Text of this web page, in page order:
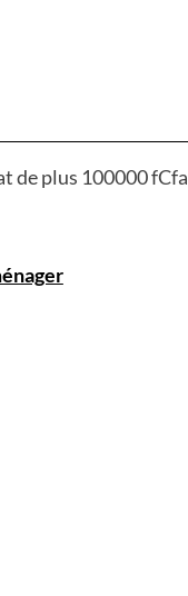
de plus 100000 fCfa